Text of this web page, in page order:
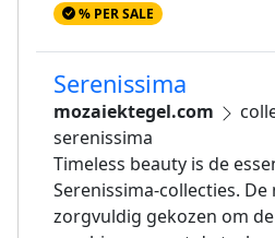
% PER SALE
Serenissima
mozaiektegel.com
serenissima
Timeless beauty is de
Serenissima-collecties.
zorgvuldig gekozen om